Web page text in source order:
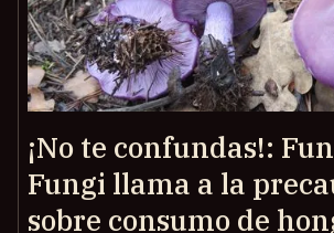
¡No te confundas!:
Fungi llama a la
sobre consumo de